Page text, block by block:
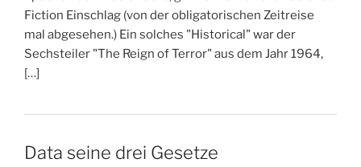
Fiction Einschlag (von der obligatorischen Zeitreise
mal abgesehen.) Ein solches "Historical" war der
Sechsteiler "The Reign of Terror" aus dem Jahr 1964,
[…]
Data seine drei Gesetze